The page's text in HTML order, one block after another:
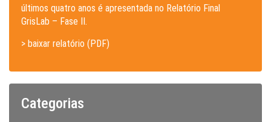
últimos quatro anos é apresentada no Relatório Final
GrisLab – Fase II.
> baixar relatório (PDF)
Categorias